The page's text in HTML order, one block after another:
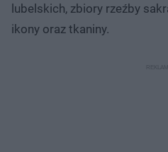
lubelskich, zbiory rzeźby
ikony oraz tkaniny.